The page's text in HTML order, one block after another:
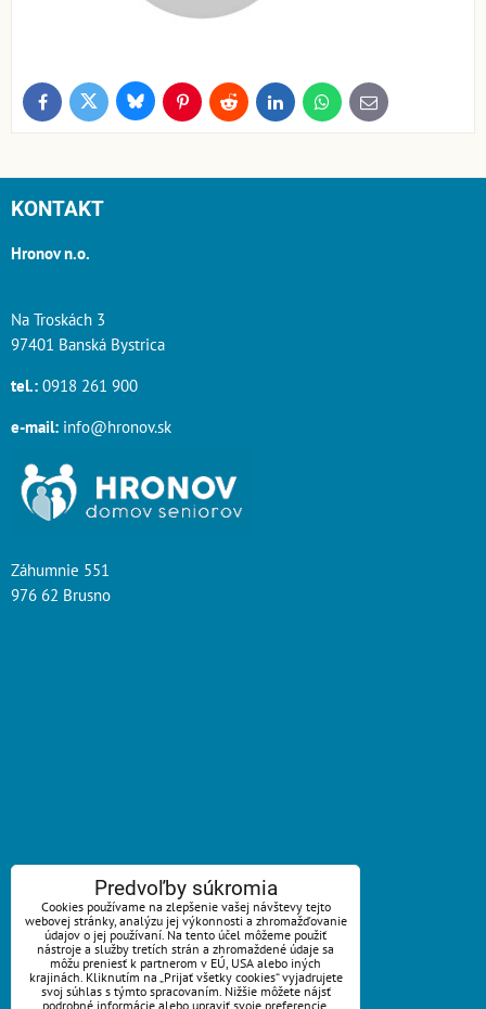
FacebookTwitter BlueskyPinterestReddit LinkedInWhatsApp
E-
mail
KONTAKT
Hronov n.o.
Na Troskách 3
97401 Banská Bystrica
tel.: 0918 261 900
e-mail: info@hronov.sk
Záhumnie 551
976 62 Brusno
ZAVOLÁME VÁM SPÄŤ
Váš telefón:*
Predvoľby súkromia
Cookies používame na zlepšenie vašej návštevy tejto
webovej stránky, analýzu jej výkonnosti a zhromažďovanie
údajov o jej používaní. Na tento účel môžeme použiť
nástroje a služby tretích strán a zhromaždené údaje sa
môžu preniesť k partnerom v EÚ, USA alebo iných
krajinách. Kliknutím na „Prijať všetky cookies“ vyjadrujete
svoj súhlas s týmto spracovaním. Nižšie môžete nájsť
podrobné informácie alebo upraviť svoje preferencie.